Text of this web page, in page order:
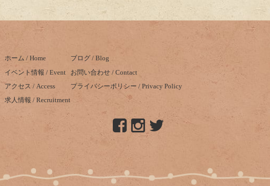
ホーム / Home
イベント情報 / Event
アクセス / Access
求人情報 / Recruitment
ブログ / Blog
お問い合わせ / Contact
プライバシーポリシー / Privacy Policy